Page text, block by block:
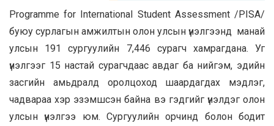
Programme for International Student Assessment /PISA/
буюу сурлагын амжилтын олон улсын үнэлгээнд манай
улсын 191 сургуулийн 7,446 сурагч хамрагдана. Уг
үнэлгээг 15 настай сурагчдаас авдаг ба нийгэм, эдийн
засгийн амьдралд оролцоход шаардагдах мэдлэг,
чадвараа хэр эзэмшсэн байна вэ гэдгийг үнэлдэг олон
улсын үнэлгээ юм. Сургуулийн орчинд болон бодит